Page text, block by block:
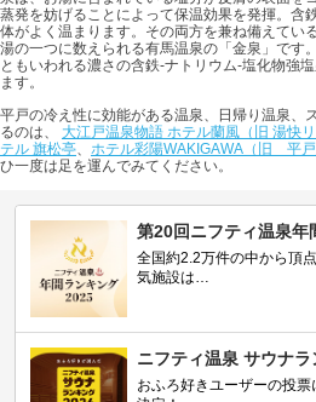
蒸発を妨げることによって保温効果を発揮。含
体がよく温まります。その両方を兼ね備えてい
湯の一つに数えられる有馬温泉の「金泉」です。
ともいわれる濃さの含鉄-ナトリウム-塩化物強
ます。
平戸の冷え性に効能がある温泉、日帰り温泉、
るのは、 大江戸温泉物語 ホテル蘭風（旧 湯快
テル 旗松亭、 ホテル彩陽WAKIGAWA（旧 平戸
ひ一度は足を運んでみてください。
第20回ニフティ温泉年
全国約2.2万件の中から頂
気施設は…
ニフティ温泉 サウナ
おふろ好きユーザーの投